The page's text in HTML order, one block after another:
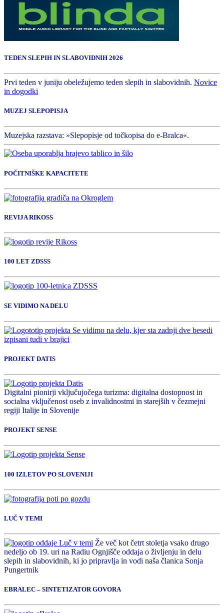
TEDEN SLEPIH IN SLABOVIDNIH 2026
Prvi teden v juniju obeležujemo teden slepih in slabovidnih. Novice
in dogodki
MUZEJ SLEPOPISJA
Muzejska razstava: »Slepopisje od točkopisa do e-Bralca«.
POČITNIŠKE KAPACITETE
REVIJA RIKOSS
100 LET ZDSSS
SE VIDIMO NA DELU
PROJEKT DATIS
Digitalni pionirji vključujočega turizma: digitalna dostopnost in
socialna vključenost oseb z invalidnostmi in starejših v čezmejni
regiji Italije in Slovenije
PROJEKT SENSE
100 IZLETOV PO SLOVENIJI
LUČ V TEMI
Že več kot četrt stoletja vsako drugo
nedeljo ob 19. uri na Radiu Ognjišče oddaja o življenju in delu
slepih in slabovidnih, ki jo pripravlja in vodi naša članica Sonja
Pungertnik
EBRALEC – SINTETIZATOR GOVORA